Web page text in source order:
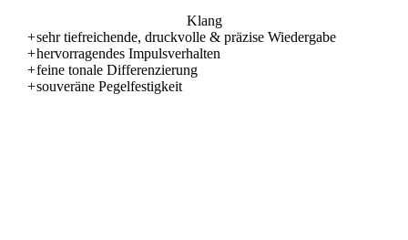
Klang
+sehr tiefreichende, druckvolle & präzise Wiedergabe
+hervorragendes Impulsverhalten
+feine tonale Differenzierung
+souveräne Pegelfestigkeit